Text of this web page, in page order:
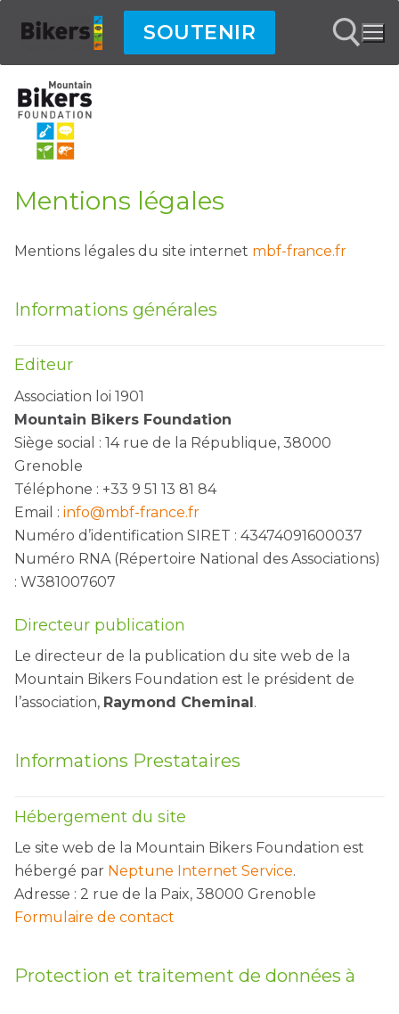
SOUTENIR
Mentions légales
Mentions légales du site internet mbf-france.fr
Informations générales
Editeur
Association loi 1901
Mountain Bikers Foundation
Siège social : 14 rue de la République, 38000
Grenoble
Téléphone : +33 9 51 13 81 84
Email : info@mbf-france.fr
Numéro d’identification SIRET : 43474091600037
Numéro RNA (Répertoire National des Associations)
: W381007607
Directeur publication
Le directeur de la publication du site web de la
Mountain Bikers Foundation est le président de
l’association, Raymond Cheminal .
Informations Prestataires
Hébergement du site
Le site web de la Mountain Bikers Foundation est
hébergé par Neptune Internet Service.
Adresse : 2 rue de la Paix, 38000 Grenoble
Formulaire de contact
Protection et traitement de données à